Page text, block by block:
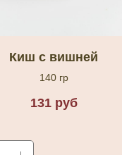
Киш с вишней
140 гр
131 руб